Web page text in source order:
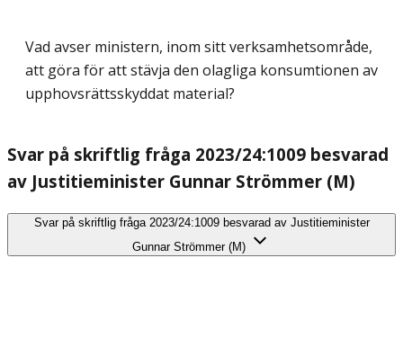
Vad avser ministern, inom sitt verksamhetsområde,
att göra för att stävja den olagliga konsumtionen av
upphovsrättsskyddat material?
Svar på skriftlig fråga 2023/24:1009 besvarad
av Justitieminister Gunnar Strömmer (M)
Svar på skriftlig fråga 2023/24:1009 besvarad av Justitieminister
Gunnar Strömmer (M)